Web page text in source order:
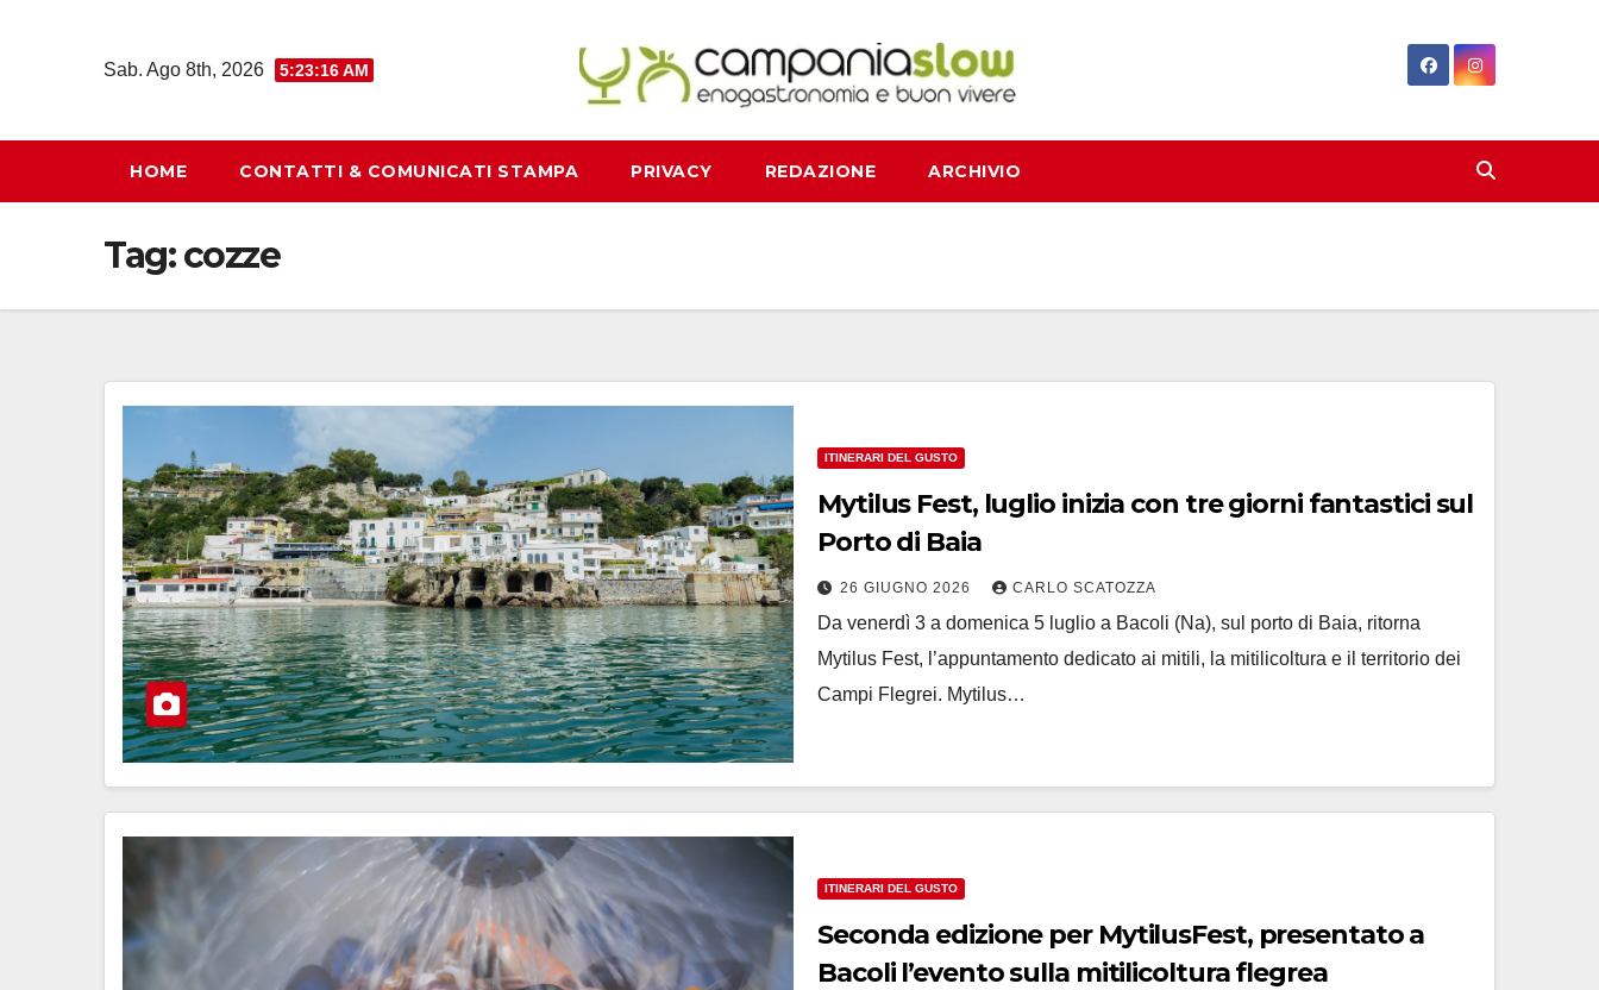
Sab. Ago 8th, 2026 5:23:17 AM
HOME CONTATTI & COMUNICATI STAMPA PRIVACY REDAZIONE ARCHIVIO
Tag:cozze
ITINERARI DEL GUSTO
Mytilus Fest, luglio inizia con tre giorni fantastici sul
Porto di Baia
26 GIUGNO 2026 CARLO SCATOZZA
Da venerdì 3 a domenica 5 luglio a Bacoli (Na), sul porto di Baia, ritorna
Mytilus Fest, l’appuntamento dedicato ai mitili, la mitilicoltura e il territorio dei
Campi Flegrei. Mytilus…
ITINERARI DEL GUSTO
Seconda edizione per MytilusFest, presentato a
Bacoli l’evento sulla mitilicoltura flegrea